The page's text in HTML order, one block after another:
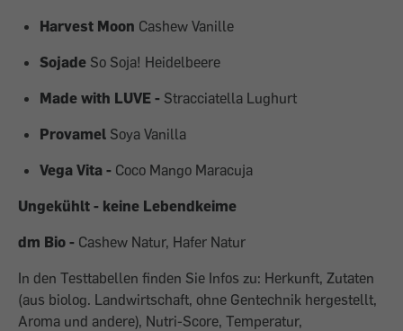
Harvest Moon Cashew Vanille
Sojade So Soja! Heidelbeere
Made with LUVE - Stracciatella Lughurt
Provamel Soya Vanilla
Vega Vita - Coco Mango Maracuja
Ungekühlt - keine Lebendkeime
dm Bio - Cashew Natur, Hafer Natur
In den Testtabellen finden Sie Infos zu: Herkunft, Zutaten
(aus biolog. Landwirtschaft, ohne Gentechnik hergestellt,
Aroma und andere), Nutri-Score, Temperatur,